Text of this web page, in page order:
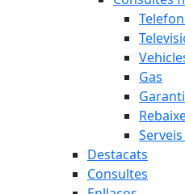
Gas
Destacats
Consultes